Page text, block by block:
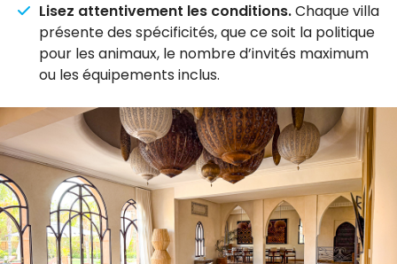
Lisez attentivement les conditions.Chaque villa
présente des spécificités, que ce soit la politique
pour les animaux, le nombre d’invités maximum
ou les équipements inclus.